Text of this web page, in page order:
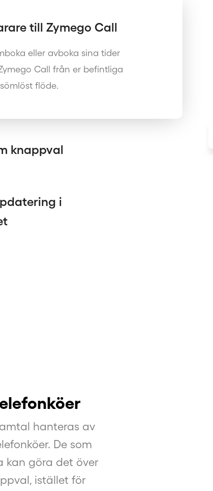
till Zymego Call
eller avboka sina tider
Call från er befintliga
flöde.
knappval
i
hanteras av
De som
kan göra det över
istället för